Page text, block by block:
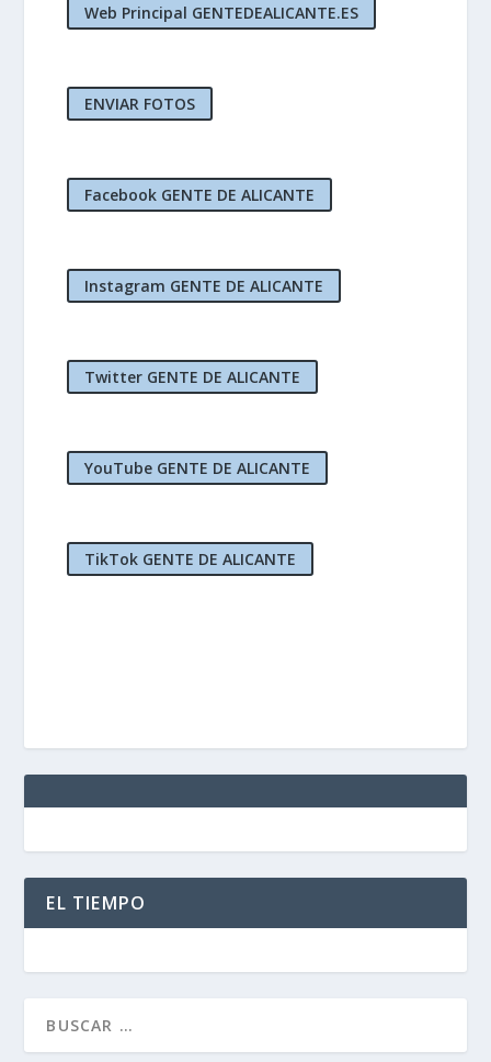
Web Principal GENTEDEALICANTE.ES
ENVIAR FOTOS
Facebook GENTE DE ALICANTE
Instagram GENTE DE ALICANTE
Twitter GENTE DE ALICANTE
YouTube GENTE DE ALICANTE
TikTok GENTE DE ALICANTE
EL TIEMPO